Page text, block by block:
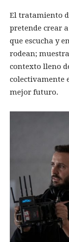
El tratamiento
pretende crear
que escucha y
rodean;
contexto lleno
colectivamente
mejor futuro.